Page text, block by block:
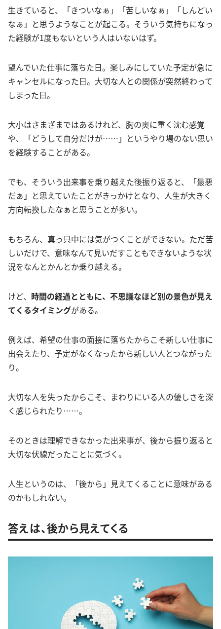
生きていると、「きついなぁ」「苦しいなぁ」「しんどい
なぁ」と思うようなことが起こる。そういう気持ちになっ
た経験が1度もないという人はいないはず。
望んでいた仕事に落ちた日。楽しみにしていた予定が急に
キャンセルになった日。大切な人との関係が突然終わって
しまった日。
大小はさまざまではあるけれど、胸の奥に重く沈む感覚
や、「どうして自分だけが……」というやり場のない思い
を経験することがある。
でも、そういう出来事を乗り越えた後振り返ると、「最悪
だぁ」と思えていたことがきっかけとなり、人生が大きく
方向転換したなぁと思うことが多い。
もちろん、真っ只中には気がつくことができない。ただ苦
しいだけで、意味なんて見いだすこともできないような状
況をなんとかんとか乗り越える。
けど、 時間の経過とともに、不思議なほど別の景色が見え
てくるタイミングがある。
例えば、希望の仕事の面接に落ちたからこそ新しい仕事に
出会えたり、予定がなくなったから新しい人とつながった
り。
大切な人を失ったからこそ、まわりにいる人の優しさを深
く感じられたり……。
そのときは理解できなかった出来事が、後から振り返ると
大切な伏線だったことに気づく。
人生というのは、「後から」見えてくることに意味がある
のかもしれない。
答えは、後から見えてくる